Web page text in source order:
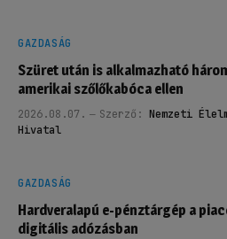
GAZDASÁG
Szüret után is alkalmazható
amerikai szőlőkabóca ellen
2026.08.07. Szerző: Nemzeti
Hivatal
GAZDASÁG
Hardveralapú e-pénztárgép a
digitális adózásban